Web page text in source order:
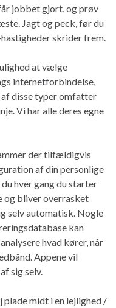
jobbet gjort, og prøv
Jagt og peck, før du
skrider frem.
at vælge
internetforbindelse,
disse typer omfatter
Vi har alle deres egne
der tilfældigvis
af din personlige
hver gang du starter
og bliver overrasket
selv automatisk. Nogle
kan
hvad kører, når
Appene vil
sig selv.
plade midt i en lejlighed /